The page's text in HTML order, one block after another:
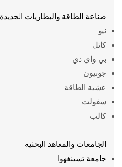
صناعة الطاقة والبطاريات الجديدة
نيو
كاتل
بي واي دي
جوتيون
عشية الطاقة
سفولت
كالب
الجامعات والمعاهد البحثية
جامعة تسينغهوا